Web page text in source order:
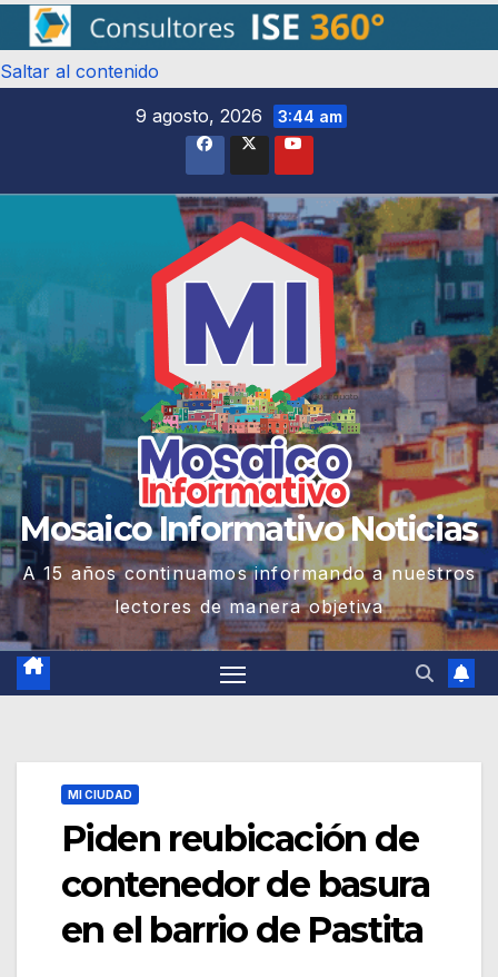
Saltar al contenido
9 agosto, 2026
3:44 am
Mosaico Informativo Noticias
A 15 años continuamos informando a nuestros
lectores de manera objetiva
MI CIUDAD
Piden reubicación de
contenedor de basura
en el barrio de Pastita